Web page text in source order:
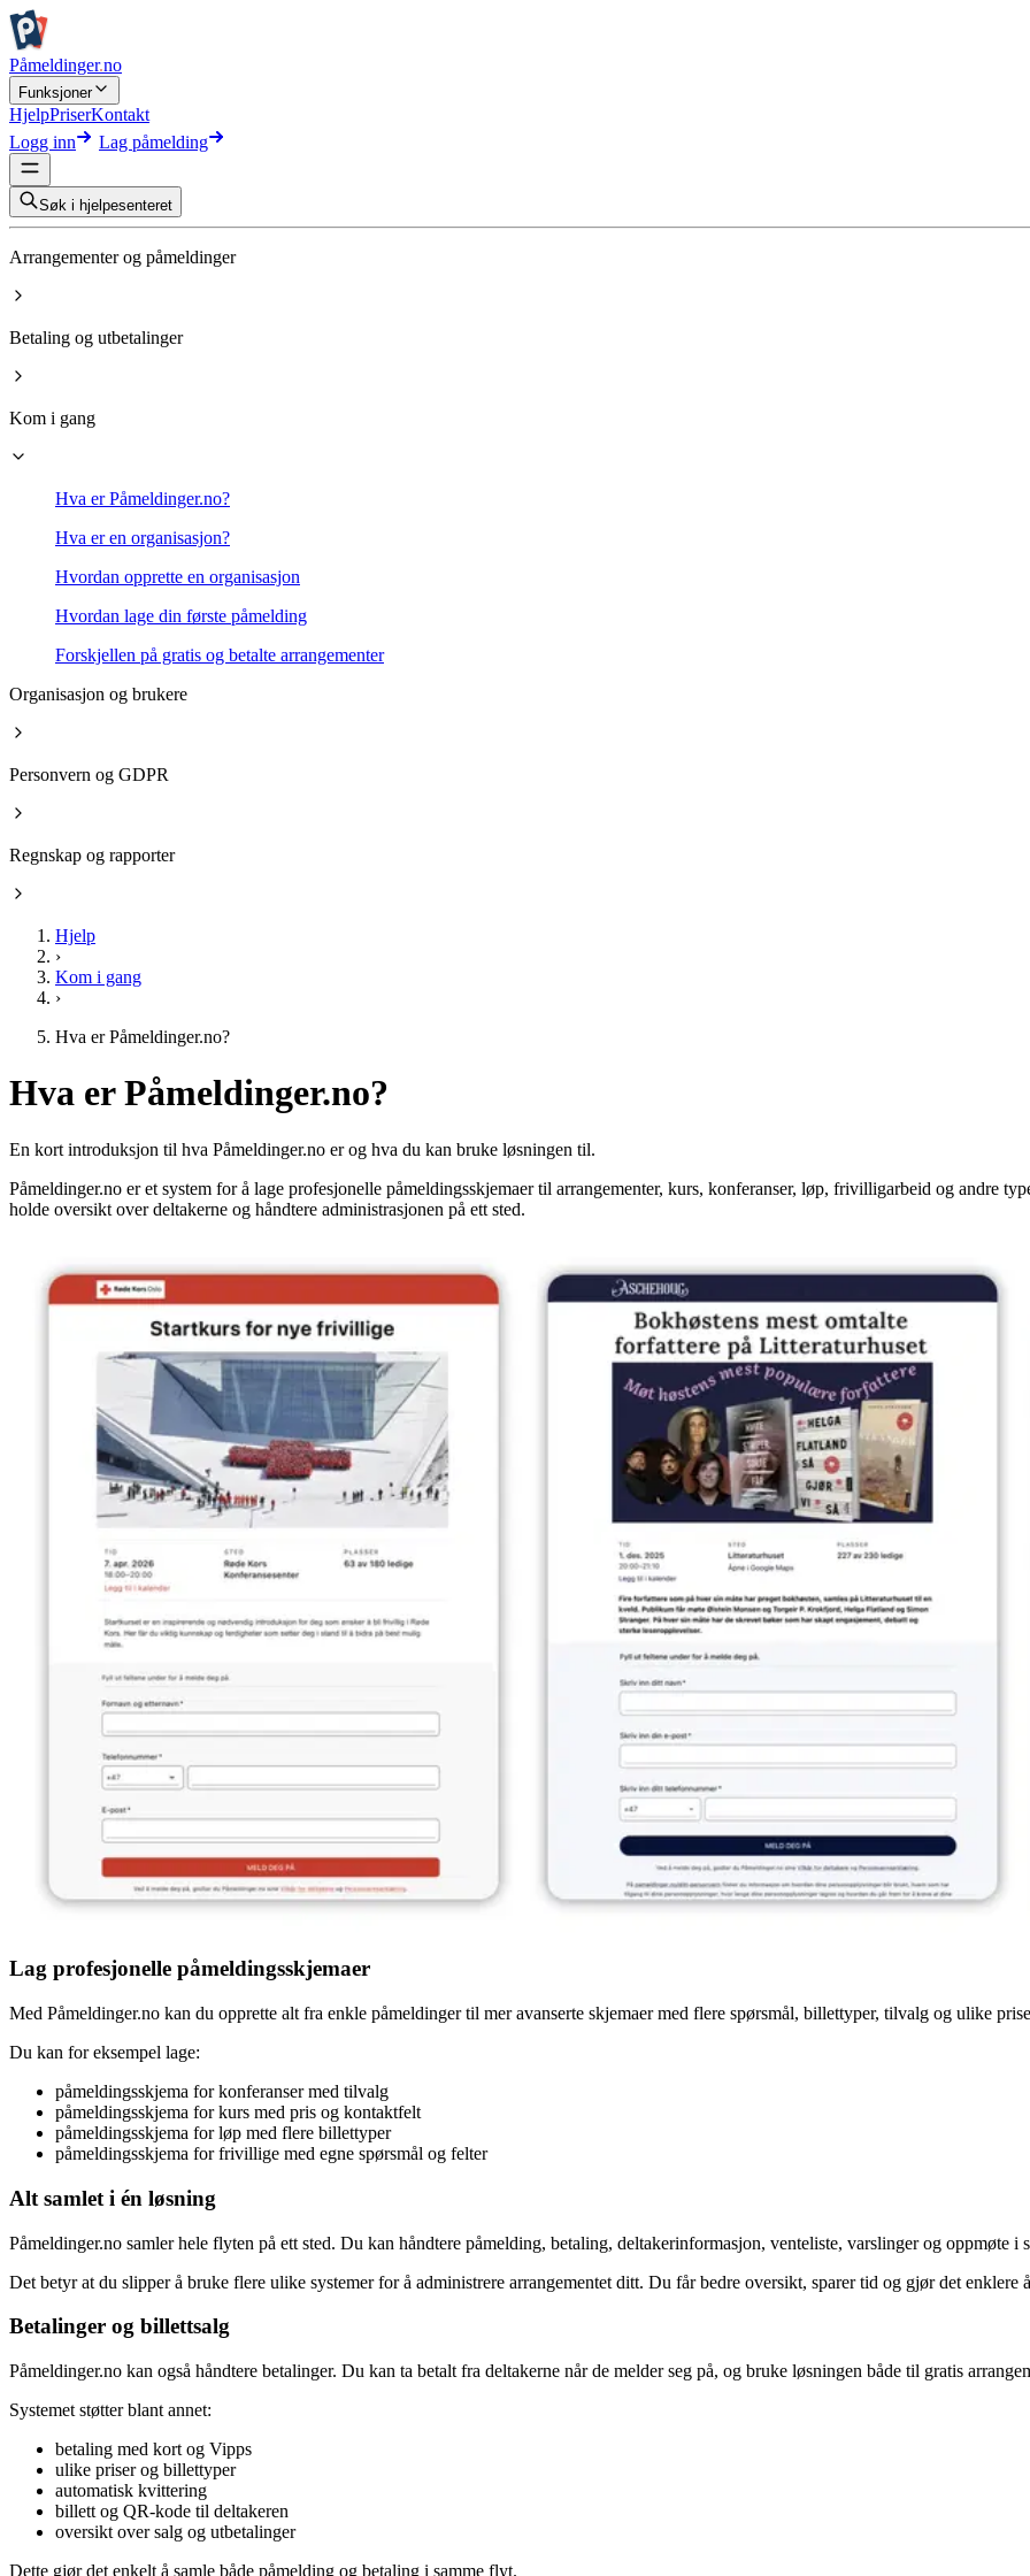
Påmeldinger.no
Funksjoner
HjelpPriserKontakt
Logg inn
Lag påmelding
Søk i hjelpesenteret
Arrangementer og påmeldinger
Betaling og utbetalinger
Kom i gang
Hva er Påmeldinger.no?
Hva er en organisasjon?
Hvordan opprette en organisasjon
Hvordan lage din første påmelding
Forskjellen på gratis og betalte arrangementer
Organisasjon og brukere
Personvern og GDPR
Regnskap og rapporter
Hjelp
›
Kom i gang
›
Hva er Påmeldinger.no?
Hva er Påmeldinger.no?
En kort introduksjon til hva Påmeldinger.no er og hva du kan bruke løsningen til.
Påmeldinger.no er et system for å lage profesjonelle påmeldingsskjemaer til arrangementer, kurs, konferanser, løp, frivilligarbeid og andre
holde oversikt over deltakerne og håndtere administrasjonen på ett sted.
Lag profesjonelle påmeldingsskjemaer
Med Påmeldinger.no kan du opprette alt fra enkle påmeldinger til mer avanserte skjemaer med flere spørsmål, billettyper, tilvalg og ulike
Du kan for eksempel lage:
påmeldingsskjema for konferanser med tilvalg
påmeldingsskjema for kurs med pris og kontaktfelt
påmeldingsskjema for løp med flere billettyper
påmeldingsskjema for frivillige med egne spørsmål og felter
Alt samlet i én løsning
Påmeldinger.no samler hele flyten på ett sted. Du kan håndtere påmelding, betaling, deltakerinformasjon, venteliste, varslinger og oppmøte i
Det betyr at du slipper å bruke flere ulike systemer for å administrere arrangementet ditt. Du får bedre oversikt, sparer tid og gjør det enklere
Betalinger og billettsalg
Påmeldinger.no kan også håndtere betalinger. Du kan ta betalt fra deltakerne når de melder seg på, og bruke løsningen både til gratis
Systemet støtter blant annet:
betaling med kort og Vipps
ulike priser og billettyper
automatisk kvittering
billett og QR-kode til deltakeren
oversikt over salg og utbetalinger
Dette gjør det enkelt å samle både påmelding og betaling i samme flyt.